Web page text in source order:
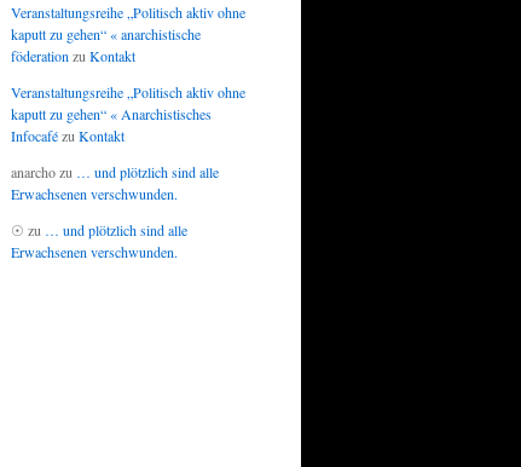
Veranstaltungsreihe „Politisch aktiv ohne
kaputt zu gehen“ « anarchistische
föderation zu Kontakt
Veranstaltungsreihe „Politisch aktiv ohne
kaputt zu gehen“ « Anarchistisches
Infocafézu Kontakt
anarchozu … und plötzlich sind alle
Erwachsenen verschwunden.
☉ zu … und plötzlich sind alle
Erwachsenen verschwunden.